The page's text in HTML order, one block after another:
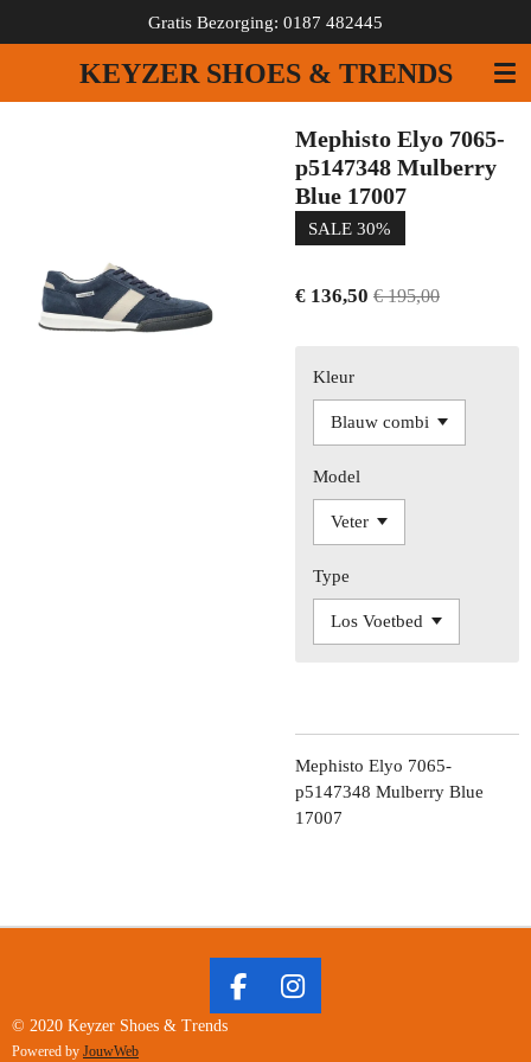
direct
de
KEYZER SHOES & TRENDS
Gratis Bezorging: 0187 482445
Mephisto Elyo 7065-
p5147348 Mulberry
Blue 17007
SALE 30%
€ 136,50 € 195,00
Kleur
Model
Type
Mephisto Elyo 7065-
p5147348 Mulberry Blue
17007
F
I
© 2020 Keyzer Shoes & Trends
Powered by JouwWeb